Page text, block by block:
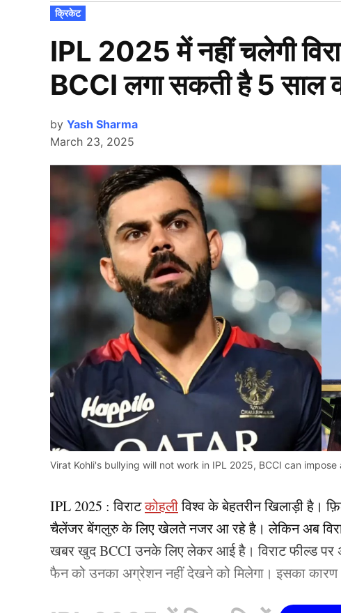
POSTED
IN
क्रिकेट
IPL 2025 में नहीं चलेगी
BCCI लगा सकती है 5 साल
by Yash Sharma
March 23, 2025
Virat Kohli's bullying will not work in IPL 2025, BCCI can
IPL 2025 : विराटकोहलीविश्व के बेहतरीन खिलाड़ी है।
चैलेंजर बेंगलुरु के लिए खेलते नजर आ रहे है। लेकिन अब
खबर खुद BCCI उनके लिए लेकर आई है। विराट फील्ड
फैन को उनका अग्रेशन नहीं देखने को मिलेगा। इसका कारण